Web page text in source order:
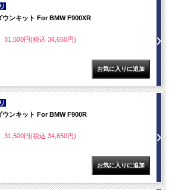
ウンキット For BMW F900XR
31,500円(税込 34,650円)
ウンキット For BMW F900R
31,500円(税込 34,650円)